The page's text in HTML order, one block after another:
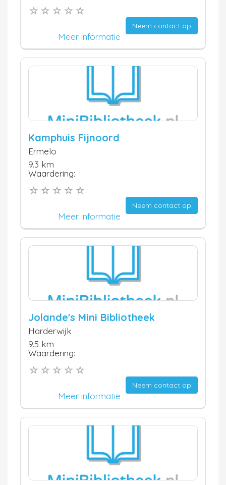
Neem contact op
Meer informatie
Kamphuis Fijnoord
Ermelo
9.3 km
Waardering:
Neem contact op
Meer informatie
Jolande's Mini Bibliotheek
Harderwijk
9.5 km
Waardering:
Neem contact op
Meer informatie